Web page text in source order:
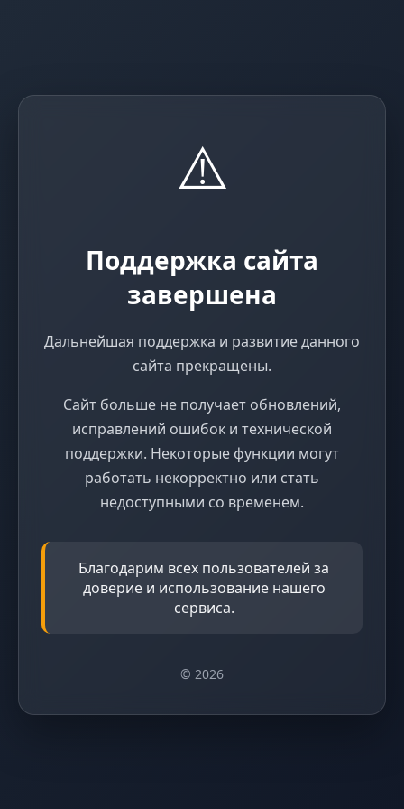
⚠️
Поддержка сайта
завершена
Дальнейшая поддержка и развитие данного
сайта прекращены.
Сайт больше не получает обновлений,
исправлений ошибок и технической
поддержки. Некоторые функции могут
работать некорректно или стать
недоступными со временем.
Благодарим всех пользователей за
доверие и использование нашего
сервиса.
© 2026